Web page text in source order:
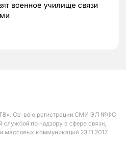
военное училище связи
Св-во о регистрации СМИ ЭЛ №ФС
службой по надзору в сфере связи,
массовых коммуникаций 23.11.2017